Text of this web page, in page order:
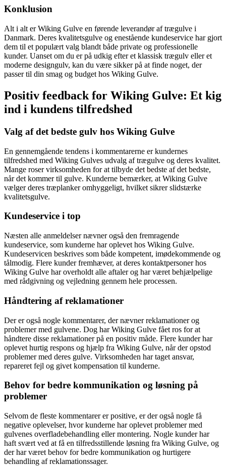
Konklusion
Alt i alt er Wiking Gulve en førende leverandør af trægulve i
Danmark. Deres kvalitetsgulve og enestående kundeservice har gjort
dem til et populært valg blandt både private og professionelle
kunder. Uanset om du er på udkig efter et klassisk trægulv eller et
moderne designgulv, kan du være sikker på at finde noget, der
passer til din smag og budget hos Wiking Gulve.
Positiv feedback for Wiking Gulve: Et kig
ind i kundens tilfredshed
Valg af det bedste gulv hos Wiking Gulve
En gennemgående tendens i kommentarerne er kundernes
tilfredshed med Wiking Gulves udvalg af trægulve og deres kvalitet.
Mange roser virksomheden for at tilbyde det bedste af det bedste,
når det kommer til gulve. Kunderne bemærker, at Wiking Gulve
vælger deres træplanker omhyggeligt, hvilket sikrer slidstærke
kvalitetsgulve.
Kundeservice i top
Næsten alle anmeldelser nævner også den fremragende
kundeservice, som kunderne har oplevet hos Wiking Gulve.
Kundeservicen beskrives som både kompetent, imødekommende og
tålmodig. Flere kunder fremhæver, at deres kontaktpersoner hos
Wiking Gulve har overholdt alle aftaler og har været behjælpelige
med rådgivning og vejledning gennem hele processen.
Håndtering af reklamationer
Der er også nogle kommentarer, der nævner reklamationer og
problemer med gulvene. Dog har Wiking Gulve fået ros for at
håndtere disse reklamationer på en positiv måde. Flere kunder har
oplevet hurtig respons og hjælp fra Wiking Gulve, når der opstod
problemer med deres gulve. Virksomheden har taget ansvar,
repareret fejl og givet kompensation til kunderne.
Behov for bedre kommunikation og løsning på
problemer
Selvom de fleste kommentarer er positive, er der også nogle få
negative oplevelser, hvor kunderne har oplevet problemer med
gulvenes overfladebehandling eller montering. Nogle kunder har
haft svært ved at få en tilfredsstillende løsning fra Wiking Gulve, og
der har været behov for bedre kommunikation og hurtigere
behandling af reklamationssager.